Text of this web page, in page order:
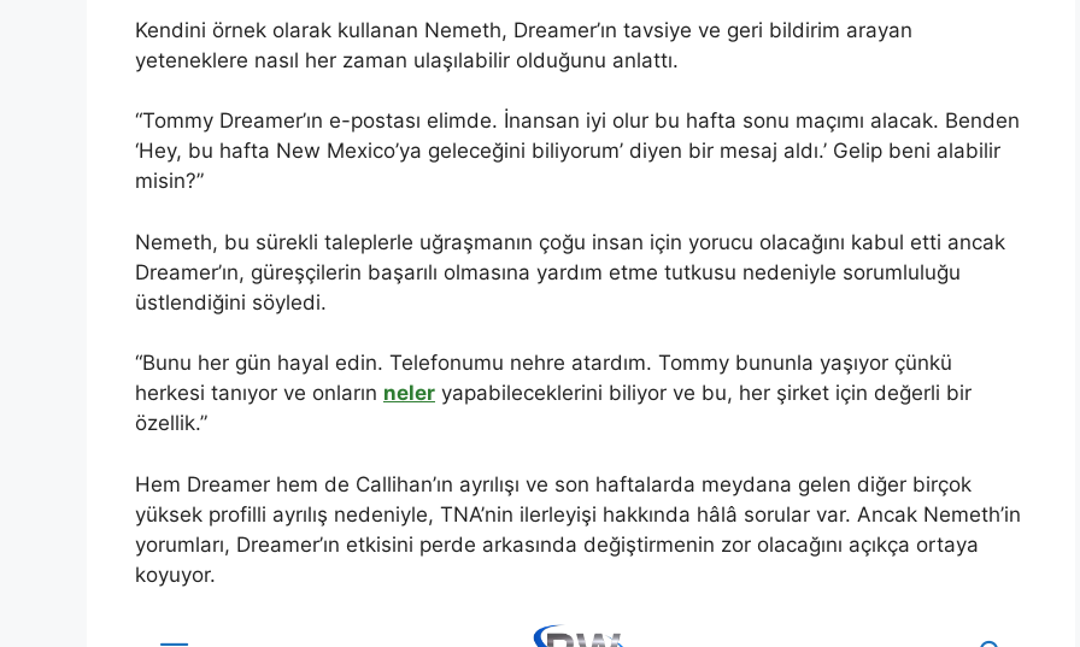
Kendini örnek olarak kullanan Nemeth, Dreamer’ın tavsiye ve geri bildirim arayan
yeteneklere nasıl her zaman ulaşılabilir olduğunu anlattı.
“Tommy Dreamer’ın e-postası elimde. İnansan iyi olur bu hafta sonu maçımı alacak. Benden
‘Hey, bu hafta New Mexico’ya geleceğini biliyorum’ diyen bir mesaj aldı.’ Gelip beni alabilir
misin?”
Nemeth, bu sürekli taleplerle uğraşmanın çoğu insan için yorucu olacağını kabul etti ancak
Dreamer’ın, güreşçilerin başarılı olmasına yardım etme tutkusu nedeniyle sorumluluğu
üstlendiğini söyledi.
“Bunu her gün hayal edin. Telefonumu nehre atardım. Tommy bununla yaşıyor çünkü
herkesi tanıyor ve onların neler yapabileceklerini biliyor ve bu, her şirket için değerli bir
özellik.”
Hem Dreamer hem de Callihan’ın ayrılışı ve son haftalarda meydana gelen diğer birçok
yüksek profilli ayrılış nedeniyle, TNA’nin ilerleyişi hakkında hâlâ sorular var. Ancak Nemeth’in
yorumları, Dreamer’ın etkisini perde arkasında değiştirmenin zor olacağını açıkça ortaya
koyuyor.